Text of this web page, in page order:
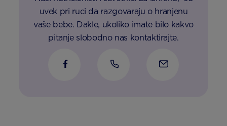
uvek pri ruci da razgovaraju o hranjenu
vaše bebe. Dakle, ukoliko imate bilo kakvo
pitanje slobodno nas kontaktirajte.